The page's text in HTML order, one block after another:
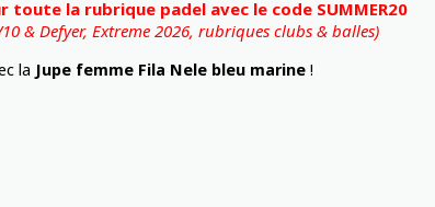
la rubrique padel avec le code SUMMER20
& Defyer, Extreme 2026, rubriques clubs & balles)
la Jupe femme Fila Nele bleu marine !